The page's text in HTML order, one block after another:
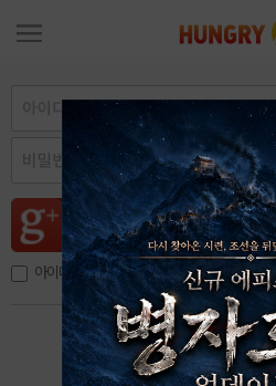
아이디, 이메일 저장
아이디 / 비밀번호 찾기